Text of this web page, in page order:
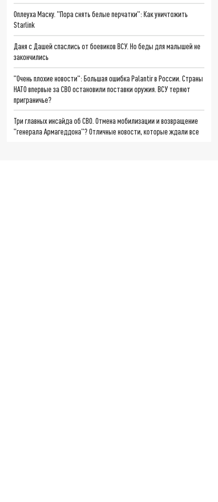
Оплеуха Маску. "Пора снять белые перчатки": Как уничтожить
Starlink
Даня с Дашей спаслись от боевиков ВСУ. Но беды для малышей не
закончились
"Очень плохие новости": Большая ошибка Palantir в России. Страны
НАТО впервые за СВО остановили поставки оружия. ВСУ теряют
приграничье?
Три главных инсайда об СВО. Отмена мобилизации и возвращение
"генерала Армагеддона"? Отличные новости, которые ждали все